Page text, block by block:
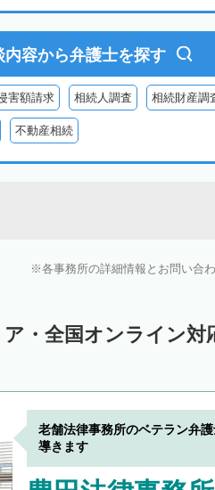
内容から弁護士を探す
害額請求 相続人調査 相続財産調
不動産相続
各事務所の詳細情報とお問い合
・全国オンライン対
老舗法律事務所のベテラン弁
導きます